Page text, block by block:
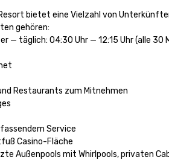
Resort bietet eine Vielzahl von
gehören:
— täglich: 04:30 Uhr — 12:15 Uhr (alle 30
Restaurants zum Mitnehmen
Service
Casino-Fläche
Außenpools mit Whirlpools, privaten